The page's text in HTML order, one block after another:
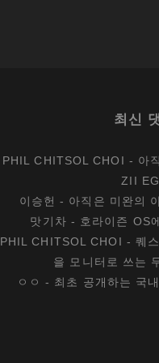
최신
PHIL CHITSOL CHOI - 아
ZII
이승헌 - 아직은 미완의
맛기차 - 호라이즌 OS
PHIL CHITSOL CHOI - 퀘
을 모니터로 쓰는
ㅇㅇ - 최초 공개하는 국